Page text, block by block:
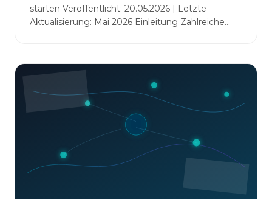
starten Veröffentlicht: 20.05.2026 | Letzte
Aktualisierung: Mai 2026 Einleitung Zahlreiche
automatisieren oder sich Wettbewerbsvorteile zu
verschaffen. Oftmals liegt der Fokus dabei auf
praxisnahem Handeln: Erfahrungen sammeln,
Prototypen entwickeln und interne Skepsis
abbauen. Der zentrale Begriff dieses Beitrags ist
„Erfolgskriterien für AI-Projekte“. In [&hellip;]